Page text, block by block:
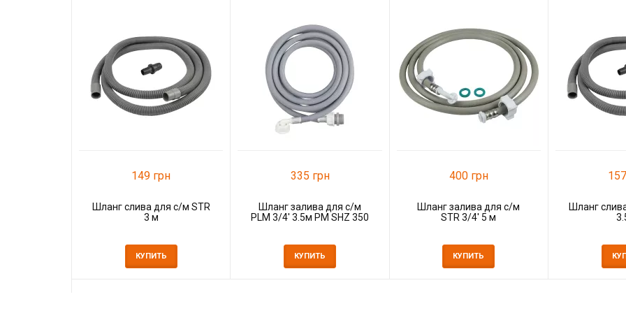
149 грн
Шланг слива для с/м STR
3 м
КУПИТЬ
335 грн
Шланг залива для с/м
PLM 3/4' 3.5м PM SHZ 350
КУПИТЬ
400 грн
Шланг залива для с/м
STR 3/4' 5 м
КУПИТЬ
Шланг